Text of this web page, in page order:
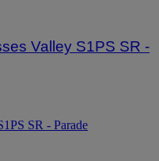
Valley S1PS SR -
SR - Parade